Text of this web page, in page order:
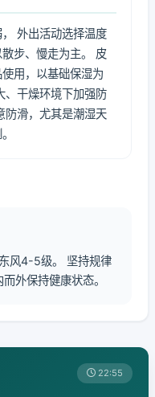
外出活动选择温度
步、慢走为主。 皮
用，以基础保湿为
、干燥环境下加强防
防滑，尤其是潮湿天
风4-5级。 坚持规律
外保持健康状态。
22:55